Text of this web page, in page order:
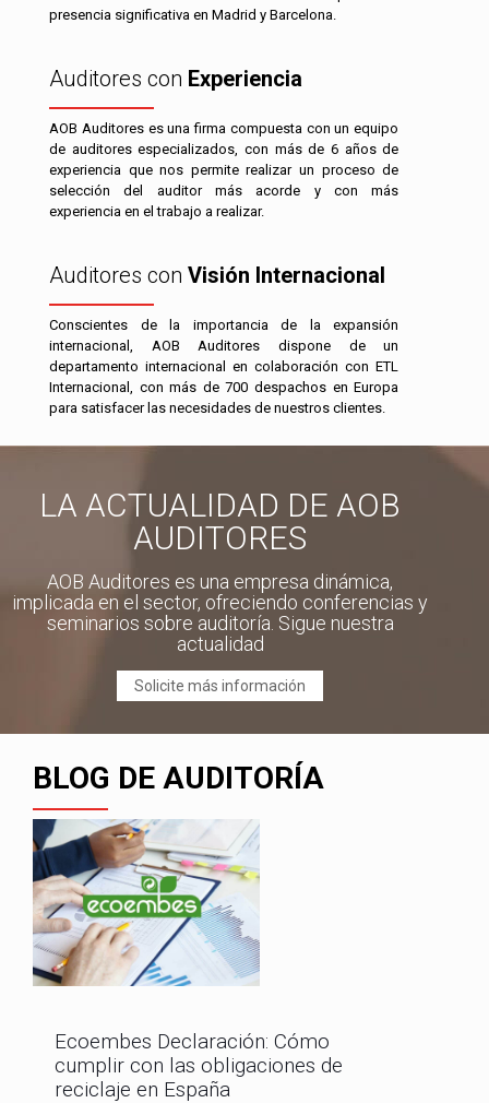
presencia significativa en Madrid y Barcelona.
Auditores con Experiencia
AOB Auditores es una firma compuesta con un equipo
de auditores especializados, con más de 6 años de
experiencia que nos permite realizar un proceso de
selección del auditor más acorde y con más
experiencia en el trabajo a realizar.
Auditores con Visión Internacional
Conscientes de la importancia de la expansión
internacional, AOB Auditores dispone de un
departamento internacional en colaboración con ETL
Internacional, con más de 700 despachos en Europa
para satisfacer las necesidades de nuestros clientes.
LA ACTUALIDAD DE AOB
AUDITORES
AOB Auditores es una empresa dinámica,
implicada en el sector, ofreciendo conferencias y
seminarios sobre auditoría. Sigue nuestra
actualidad
Solicite más información
BLOG DE AUDITORÍA
Ecoembes Declaración: Cómo
cumplir con las obligaciones de
reciclaje en España